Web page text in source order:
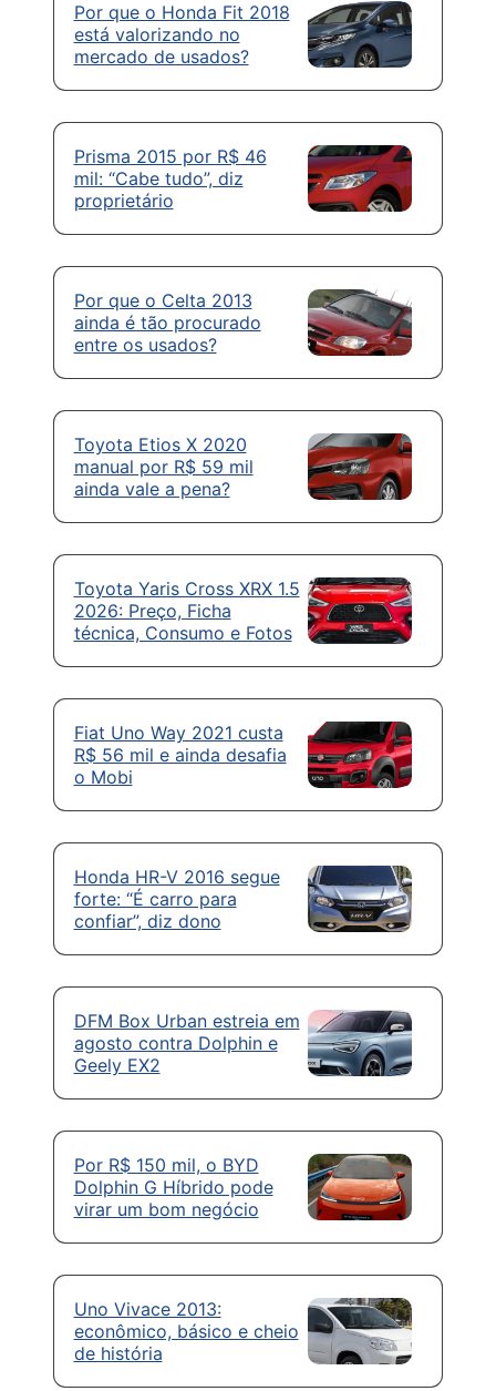
Por que o Honda Fit 2018
está valorizando no
mercado de usados?
Prisma 2015 por R$ 46
mil: “Cabe tudo”, diz
proprietário
Por que o Celta 2013
ainda é tão procurado
entre os usados?
Toyota Etios X 2020
manual por R$ 59 mil
ainda vale a pena?
Toyota Yaris Cross XRX 1.5
2026: Preço, Ficha
técnica, Consumo e Fotos
Fiat Uno Way 2021 custa
R$ 56 mil e ainda desafia
o Mobi
Honda HR-V 2016 segue
forte: “É carro para
confiar”, diz dono
DFM Box Urban estreia em
agosto contra Dolphin e
Geely EX2
Por R$ 150 mil, o BYD
Dolphin G Híbrido pode
virar um bom negócio
Uno Vivace 2013:
econômico, básico e cheio
de história